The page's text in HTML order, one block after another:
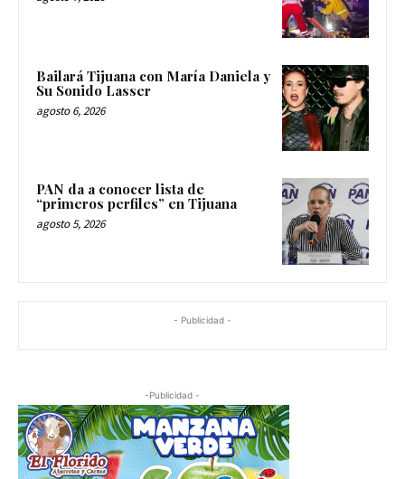
Bailará Tijuana con María Daniela y
Su Sonido Lasser
agosto 6, 2026
PAN da a conocer lista de
“primeros perfiles” en Tijuana
agosto 5, 2026
- Publicidad -
-Publicidad -